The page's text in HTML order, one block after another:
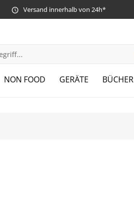
Versand innerhalb von 24h*
NON FOOD GERÄTE BÜCHER